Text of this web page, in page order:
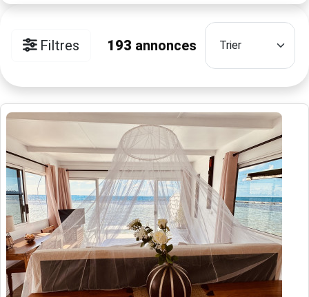
Filtres 193 annonces